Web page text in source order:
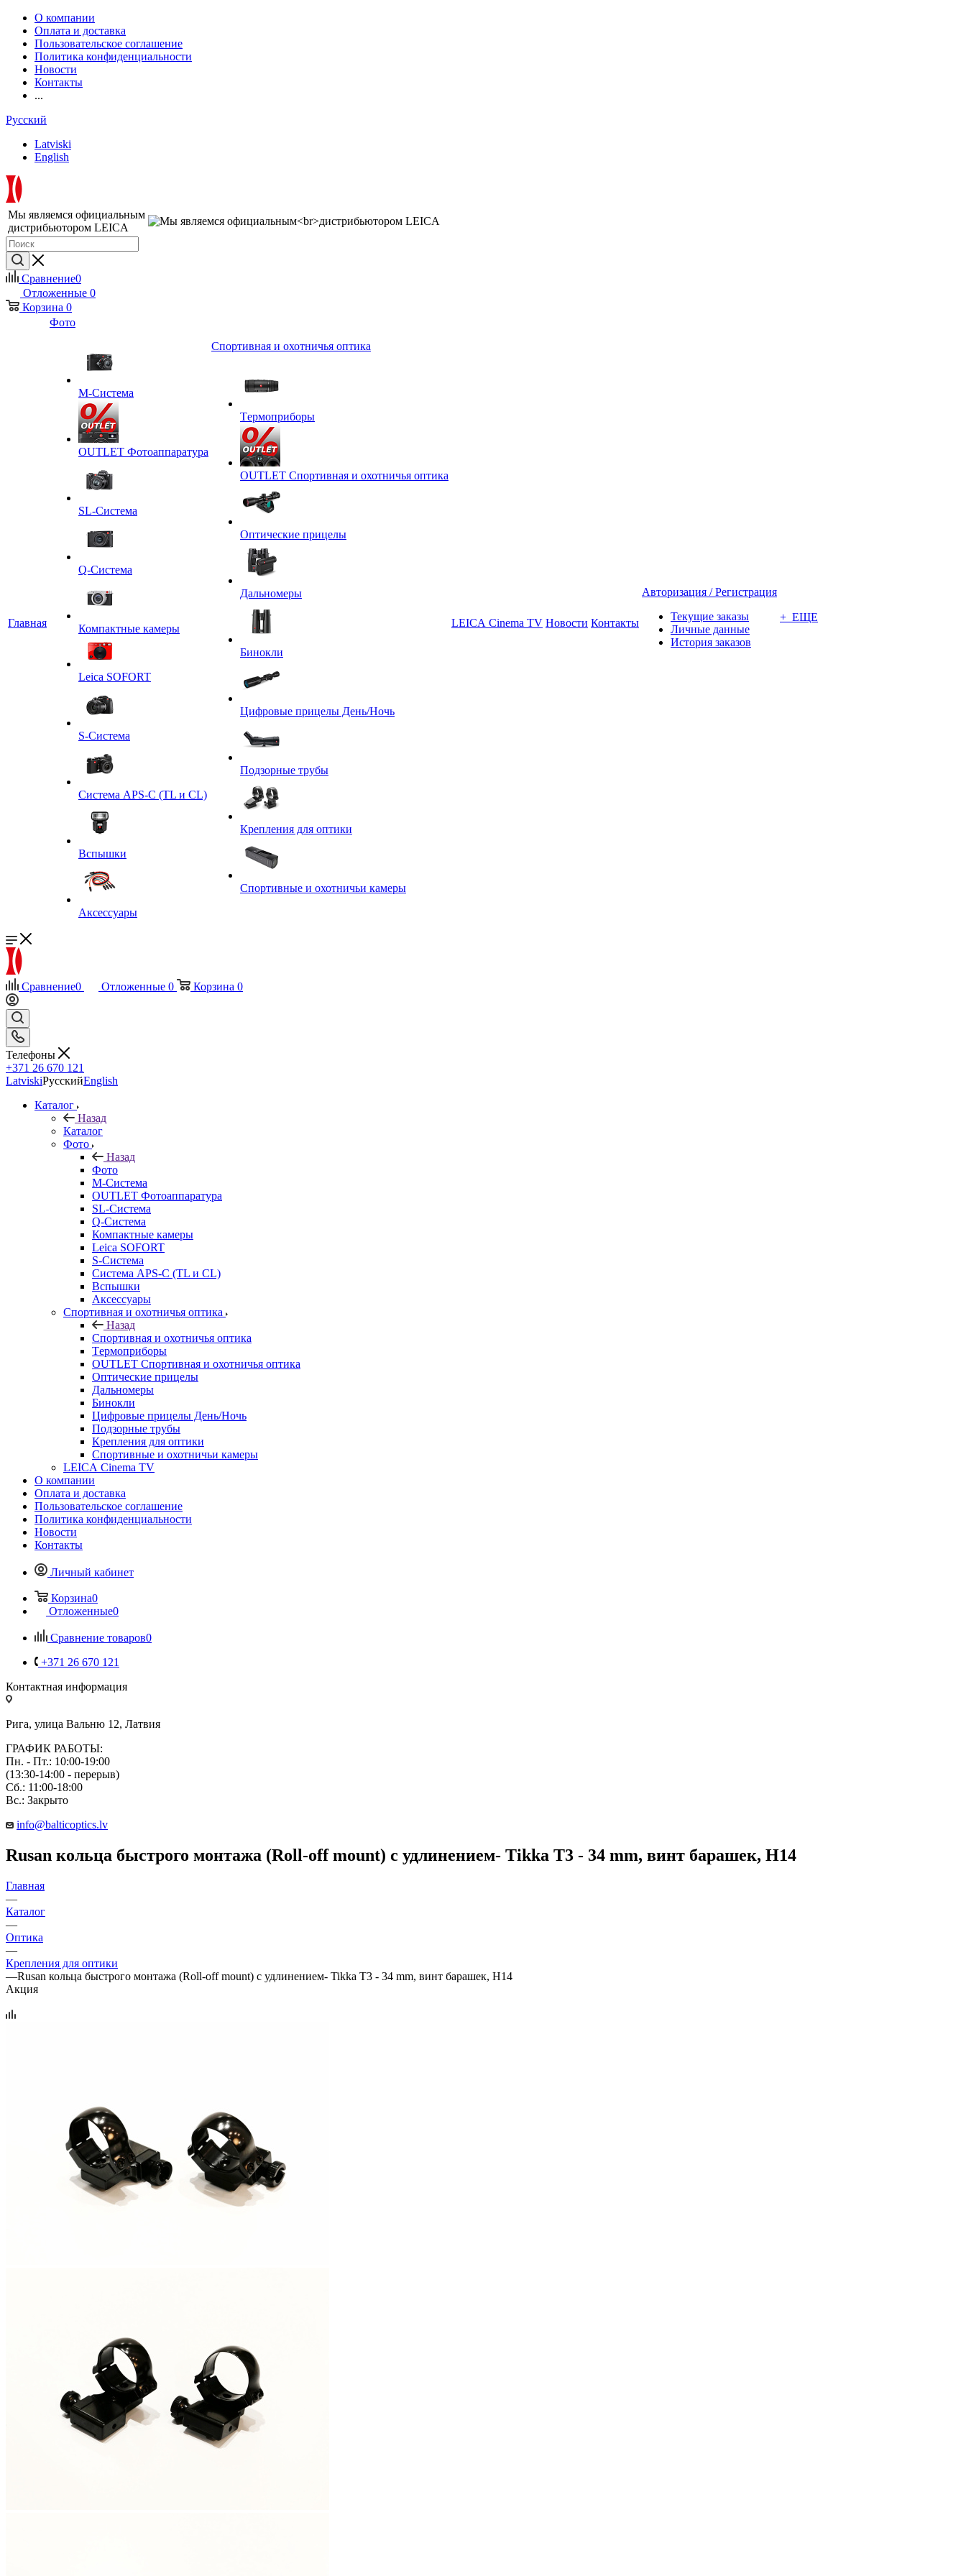
О компании
Оплата и доставка
Пользовательское соглашение
Политика конфиденциальности
Новости
Контакты
...
Русский
Latviski
English
Мы являемся официальным
дистрибьютором LEICA
Сравнение0
Отложенные 0
Корзина 0
Главная
Фото
M-Система
OUTLET Фотоаппаратура
SL-Система
Q-Cистема
Компактные камеры
Leica SOFORT
S-Система
Система APS-C (TL и CL)
Вспышки
Аксессуары
Спортивная и охотничья оптика
Tермоприборы
OUTLET Спортивная и охотничья оптика
Оптические прицелы
Дальномеры
Бинокли
Цифровые прицелы День/Ночь
Подзорные трубы
Крепления для оптики
Спортивные и охотничьи камеры
LEICA Cinema TV Новости Контакты
Авторизация / Регистрация
Текущие заказы
Личные данные
История заказов
+ ЕЩЕ
Сравнение0 Отложенные 0 Корзина 0
Телефоны
+371 26 670 121
LatviskiРусскийEnglish
Каталог
Назад
Каталог
Фото
Назад
Фото
M-Система
OUTLET Фотоаппаратура
SL-Система
Q-Cистема
Компактные камеры
Leica SOFORT
S-Система
Система APS-C (TL и CL)
Вспышки
Аксессуары
Спортивная и охотничья оптика
Назад
Спортивная и охотничья оптика
Tермоприборы
OUTLET Спортивная и охотничья оптика
Оптические прицелы
Дальномеры
Бинокли
Цифровые прицелы День/Ночь
Подзорные трубы
Крепления для оптики
Спортивные и охотничьи камеры
LEICA Cinema TV
О компании
Оплата и доставка
Пользовательское соглашение
Политика конфиденциальности
Новости
Контакты
Личный кабинет
Корзина0
Отложенные0
Сравнение товаров0
+371 26 670 121
Контактная информация
Рига, улица Вальню 12, Латвия
ГРАФИК РАБОТЫ:
Пн. - Пт.: 10:00-19:00
(13:30-14:00 - перерыв)
Сб.: 11:00-18:00
Вс.: Закрыто
info@balticoptics.lv
Rusan кольца быстрого монтажа (Roll-off mount) с удлинением- Tikka T3 - 34 mm, винт барашек, H14
Главная
—
Каталог
—
Оптика
—
Крепления для оптики
—Rusan кольца быстрого монтажа (Roll-off mount) с удлинением- Tikka T3 - 34 mm, винт барашек, H14
Акция